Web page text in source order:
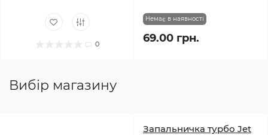
0
Немає в наявності
69.00 грн.
Вибір магазину
Запальничка турбо Jet